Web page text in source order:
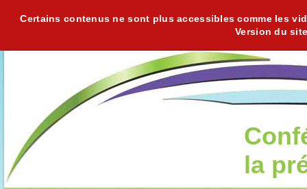
Certains contenus ne sont plus accessibles comme les
Version du
la